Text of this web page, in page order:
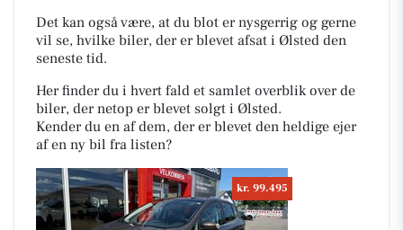
Det kan også være, at du blot er nysgerrig og gerne
vil se, hvilke biler, der er blevet afsat i Ølsted den
seneste tid.
Her finder du i hvert fald et samlet overblik over de
biler, der netop er blevet solgt i Ølsted.
Kender du en af dem, der er blevet den heldige ejer
af en ny bil fra listen?
kr. 99.495